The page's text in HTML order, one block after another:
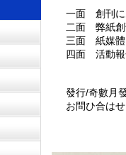
一面 創
二面 弊紙
三面 紙媒
四面 活動
發行/奇數月
お問ひ合は